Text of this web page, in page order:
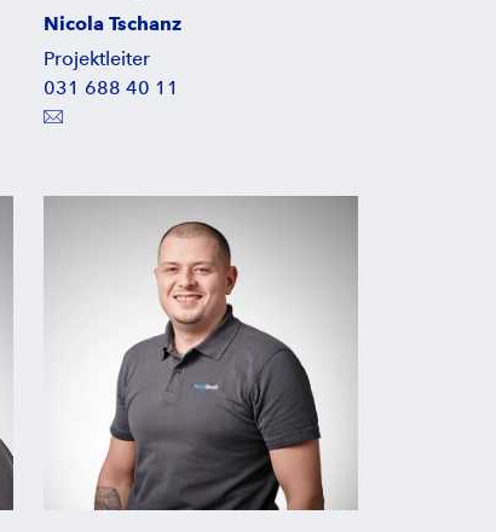
Nicola Tschanz
Projektleiter
031 688 40 11